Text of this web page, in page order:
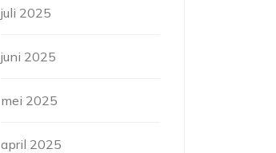
juli 2025
juni 2025
mei 2025
april 2025